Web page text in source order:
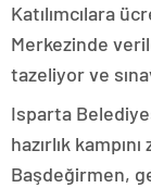
Katılımcılara
Merkezinde
tazeliyor ve
Isparta
hazırlık
Başdeğirmen,